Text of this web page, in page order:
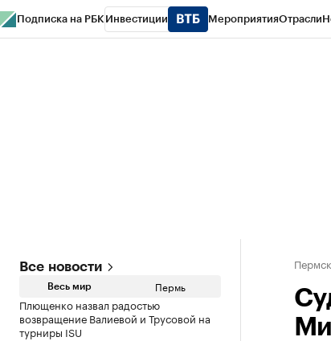
Подписка на РБК Инвестиции МероприятияОтрасли
Все новости
Весь мир Пермь
Плющенко назвал радостью
возвращение Валиевой и Трусовой на
турниры ISU